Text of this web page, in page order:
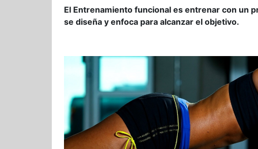
El Entrenamiento funcional es entrenar con un
se diseña y enfoca para alcanzar el objetivo.